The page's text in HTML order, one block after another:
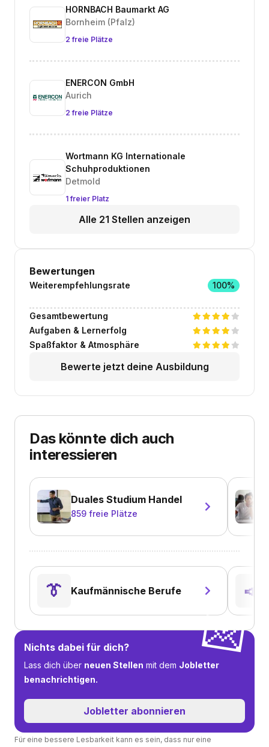
HORNBACH Baumarkt AG
Bornheim (Pfalz)
2 freie Plätze
ENERCON GmbH
Aurich
2 freie Plätze
Wortmann KG Internationale
Schuhproduktionen
Detmold
1 freier Platz
Alle 21 Stellen anzeigen
Bewertungen
Weiterempfehlungsrate 100%
Gesamtbewertung
Aufgaben & Lernerfolg
Spaßfaktor & Atmosphäre
Bewerte jetzt deine Ausbildung
Das könnte dich auch
interessieren
Duales Studium Handel
859 freie Plätze
👔 Kaufmännische Berufe 📣
💌
Nichts dabei für dich?
Lass dich über neuen Stellen mit dem Jobletter
benachrichtigen.
Jobletter abonnieren
Für eine bessere Lesbarkeit kann es sein, dass nur eine